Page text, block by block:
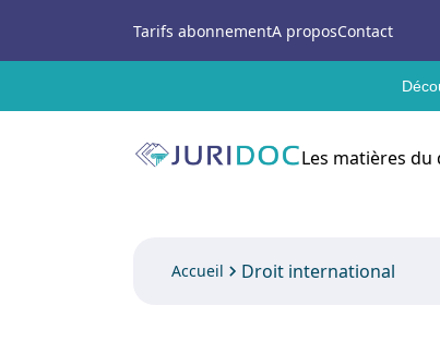
Tarifs abonnementA proposContact
Les matières
Accueil Droit international